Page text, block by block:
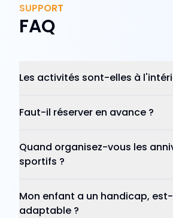
SUPPORT
FAQ
Les activités sont-elles à
Faut-il réserver en avance ?
Quand organisez-vous les
sportifs ?
Mon enfant a un handicap,
adaptable ?